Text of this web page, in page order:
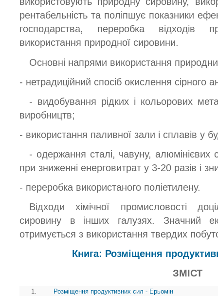
рентабельність та поліпшує показники
господарства, переробка відходів
використання природної сировини.
Основні напрями використання
- нетрадиційний спосіб окислення сірного
- видобування рідких і кольорових
виробництв;
- використання паливної зали і сплавів у
- одержання сталі, чавуну, алюмінієвих
при зниженні енерговитрат у 3-20 разів і
- переробка використаного поліетилену.
Відходи хімічної промисловості
сировину в інших галузях. Значний
отримується з використання твердих
Книга: Розміщення
ЗМІСТ
1.
Розміщення продуктивних сил - Ерьомін